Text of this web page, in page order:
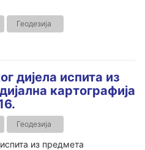
Геодезија
дијела испита из
картографија
Геодезија
испита из предмета